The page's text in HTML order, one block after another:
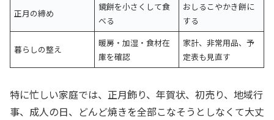
正月の締め
鏡餅を小さくして食
べる
おしるこやかき餅に
する
暮らしの整え
暖房・加湿・食材在
庫を確認
家計、非常用品、予
定表も見直す
特に忙しい家庭では、正月飾り、年賀状、初売り、地域行
事、成人の日、どんど焼きを全部こなそうとしなくて大丈